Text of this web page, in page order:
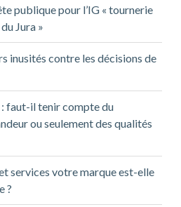
publique pour l’IG « tournerie
Jura »
inusités contre les décisions de
faut-il tenir compte du
ou seulement des qualités
services votre marque est-elle
?